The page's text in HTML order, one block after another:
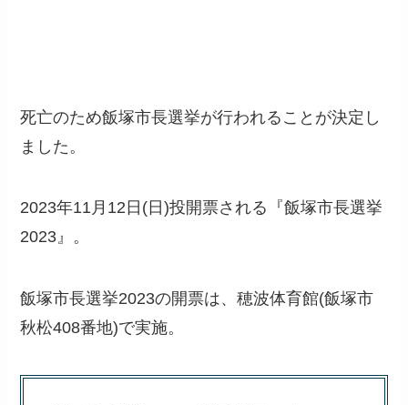
死亡のため飯塚市長選挙が行われることが決定し
ました。
2023年11月12日(日)投開票される『飯塚市長選挙
2023』。
飯塚市長選挙2023の開票は、穂波体育館(飯塚市
秋松408番地)で実施。